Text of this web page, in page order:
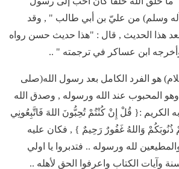
وسلم) من عليّ بن أبي طالب " , وقد
هذا الحديث , قال : "هذا حديث حسن رواه
ابن عساكر في ترجمته " ..
هو الفرد الكامل بعد رسول الله(صلى
وهو المحبوب عند الله ورسوله , وصدق الله
الكريم :{ قُلْ إِنْ كُنْتُمْ تُحِبُّونَ اللهَ فَاتَّبِعُونِي
ذُنُوبَكُمْ وَاللهُ غَفُورٌ رَحِيمٌ } , فكان عليه
لله ورسوله .. فتدبروا يا اولي
وآيات الكتاب واعرفوا الحق لأهله ..